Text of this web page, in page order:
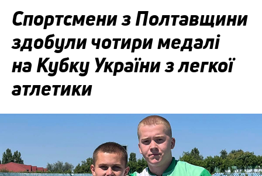
Спортсмени з Полтавщини
здобули чотири медалі
на Кубку України з легкої
атлетики